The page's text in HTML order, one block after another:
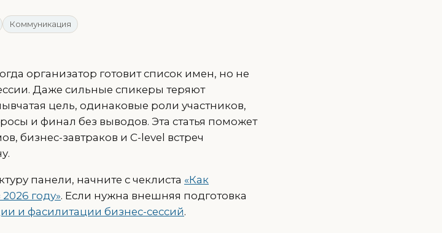
Коммуникация
организатор готовит список имен, но не
Даже сильные спикеры теряют
цель, одинаковые роли участников,
и финал без выводов. Эта статья поможет
бизнес-завтраков и C-level встреч
панели, начните с чеклиста «Как
году». Если нужна внешняя подготовка
и фасилитации бизнес-сессий.